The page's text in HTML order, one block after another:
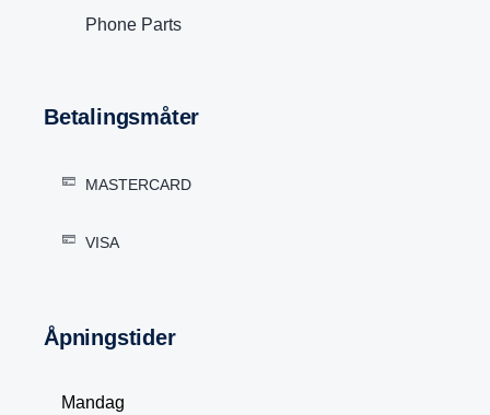
Phone Parts
Betalingsmåter
MASTERCARD
VISA
Åpningstider
Mandag